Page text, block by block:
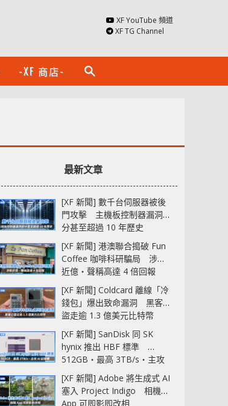
XF YouTube 頻道
XF TG Channel
-XF 商店- search
最新文章
[XF 新聞] 數千台伺服器被後
門攻擊 主機板控制器漏洞部
分甚至超過 10 年歷史
[XF 新聞] 港澳聯合搗破 Fun
Coffee 咖啡科研騙局 涉款
近億‧聲稱高達 4 倍回報
[XF 新聞] Coldcard 離線「冷
錢包」爆出致命漏洞 黑客已
盜走逾 1.3 億美元比特幣
[XF 新聞] SanDisk 同 SK
hynix 推出 HBF 標準
512GB‧最高 3TB/s‧主攻
AI 記憶體
[XF 新聞] Adobe 將生成式 AI
塞入 Project Indigo 相機
App 可即影即改相